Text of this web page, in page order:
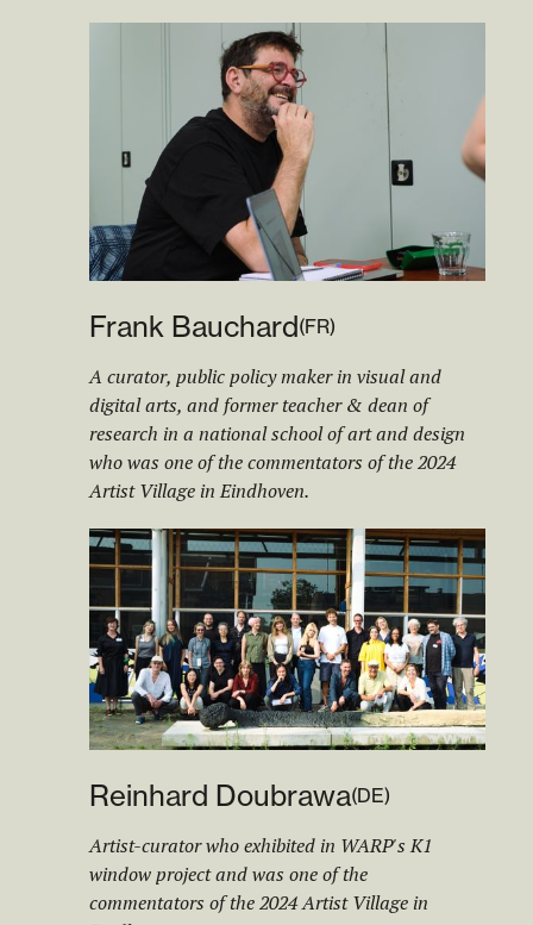
Frank Bauchard(FR)
A curator, public policy maker in visual and
digital arts, and former teacher & dean of
research in a national school of art and design
who was one of the commentators of the 2024
Artist Village in Eindhoven.
Reinhard Doubrawa(DE)
Artist-curator who exhibited in WARP's K1
window project and was one of the
commentators of the 2024 Artist Village in